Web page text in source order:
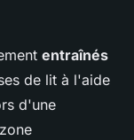
entraînés
de lit à l'aide
d'une